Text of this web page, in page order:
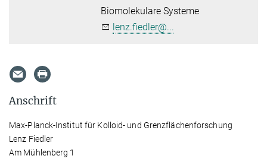
Biomolekulare Systeme
lenz.fiedler@...
Anschrift
Max-Planck-Institut für Kolloid- und Grenzflächenforschung
Lenz Fiedler
Am Mühlenberg 1